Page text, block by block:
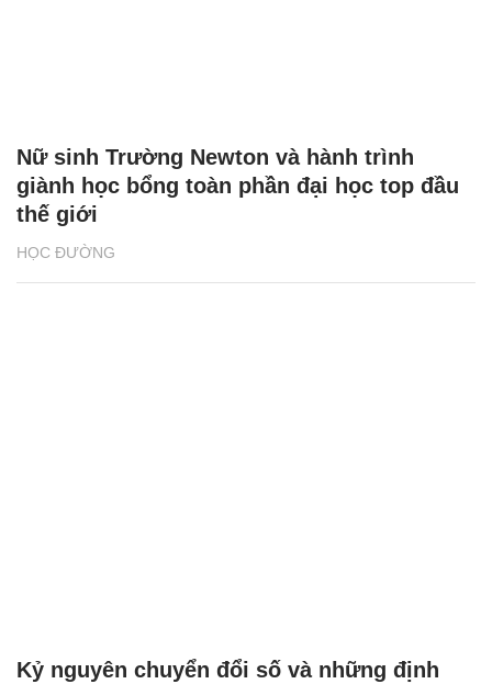
HỌC ĐƯỜNG
Nữ sinh Trường Newton và hành trình
giành học bổng toàn phần đại học top đầu
thế giới
Kỷ nguyên chuyển đổi số và những định